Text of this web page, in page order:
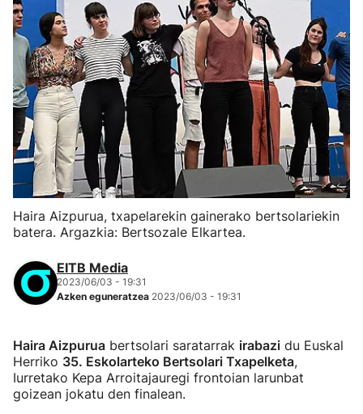
Haira Aizpurua, txapelarekin gainerako bertsolariekin
batera. Argazkia: Bertsozale Elkartea.
EITB Media
2023/06/03 - 19:31
Azken eguneratzea 2023/06/03 - 19:31
Haira Aizpurua bertsolari saratarrak irabazi du Euskal
Herriko 35. Eskolarteko Bertsolari Txapelketa,
Iurretako Kepa Arroitajauregi frontoian larunbat
goizean jokatu den finalean.